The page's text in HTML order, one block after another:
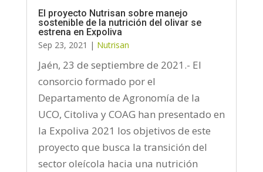
El proyecto Nutrisan sobre manejo
sostenible de la nutrición del olivar se
estrena en Expoliva
Sep 23, 2021 | Nutrisan
Jaén, 23 de septiembre de 2021.- El
consorcio formado por el
Departamento de Agronomía de la
UCO, Citoliva y COAG han presentado en
la Expoliva 2021 los objetivos de este
proyecto que busca la transición del
sector oleícola hacia una nutrición